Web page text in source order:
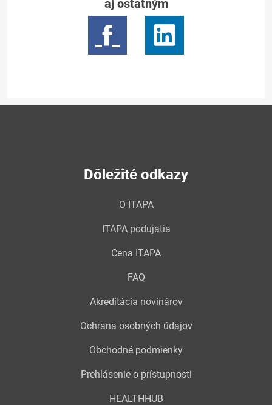
aj ostatným
Dôležité odkazy
O ITAPA
ITAPA podujatia
Cena ITAPA
FAQ
Akreditácia novinárov
Ochrana osobných údajov
Obchodné podmienky
Prehlásenie o prístupnosti
HEALTHHUB